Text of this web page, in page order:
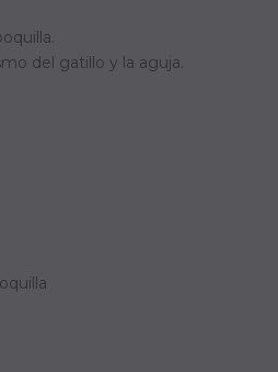
del gatillo y la aguja.